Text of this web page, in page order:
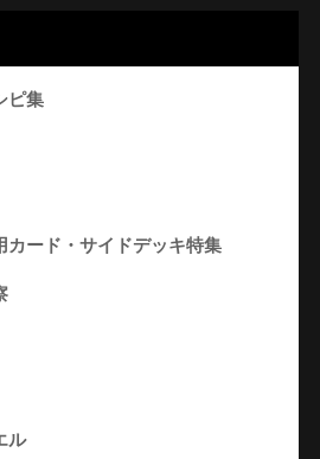
ピ集
カード・サイドデッキ特集
ル